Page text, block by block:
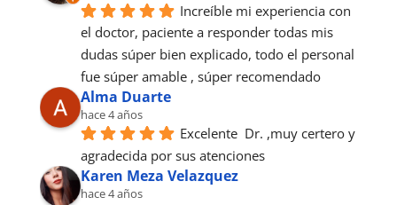
Increíble mi experiencia con
el doctor, paciente a responder todas mis
dudas súper bien explicado, todo el personal
fue súper amable , súper recomendado
Alma Duarte
hace 4 años
Excelente  Dr. ,muy certero y
agradecida por sus atenciones
Karen Meza Velazquez
hace 4 años